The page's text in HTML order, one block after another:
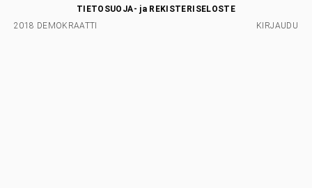
2018 DEMOKRAATTI
TIETOSUOJA- ja REKISTERISELOSTE
KIRJAUDU